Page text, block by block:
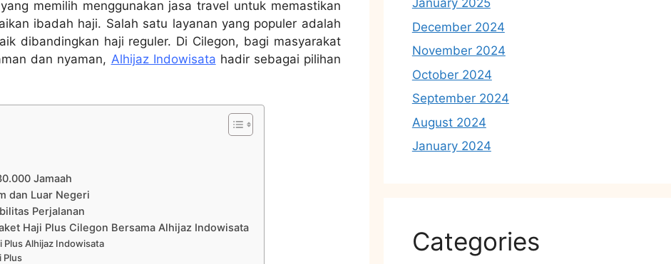
memilih menggunakan jasa travel untuk memastikan
ibadah haji. Salah satu layanan yang populer adalah
dibandingkan haji reguler. Di Cilegon, bagi masyarakat
dan nyaman, Alhijaz Indowisata hadir sebagai pilihan
Jamaah
dan Luar Negeri
Perjalanan
Haji Plus Cilegon Bersama Alhijaz Indowisata
Plus Alhijaz Indowisata
Plus
January 2025
December 2024
November 2024
October 2024
September 2024
August 2024
January 2024
Categories